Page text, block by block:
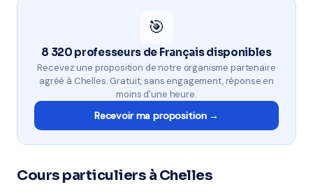
🎯
8 320 professeurs de Français disponibles
Recevez une proposition de notre organisme partenaire
agréé à Chelles. Gratuit, sans engagement, réponse en
moins d'une heure.
Recevoir ma proposition →
Cours particuliers à Chelles